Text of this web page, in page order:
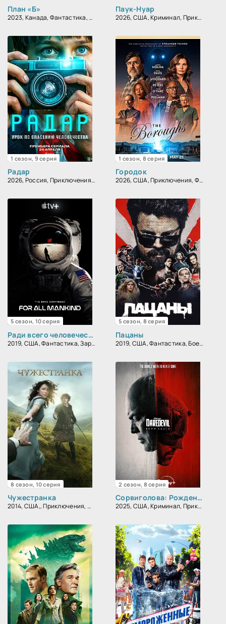
План «Б»
2023, Канада, Фантастика, Драма
Паук-Нуар
2026, США, Криминал, Приключения, Фантастика, Фэнтези, Детектив, Боевик, Триллер, Драма
1 сезон, 9 серия
Радар
2026, Россия, Приключения, Фантастика, Триллер
1 сезон, 8 серия
Городок
2026, США, Приключения, Фантастика, Фэнтези, Детектив, Драма
5 сезон, 10 серия
Ради всего человечества
2019, США, Фантастика, Зарубежный, Драма
5 сезон, 8 серия
Пацаны
2019, США, Фантастика, Боевик, Зарубежный, Драма
8 сезон, 10 серия
Чужестранка
2014, США,, Приключения, Фантастика, Фэнтези, Зарубежный, Мелодрама, Драма
2 сезон, 8 серия
Сорвиголова: Рожденный заново
2025, США, Криминал, Приключения, Фантастика, Фэнтези, Боевик, Триллер, Драма